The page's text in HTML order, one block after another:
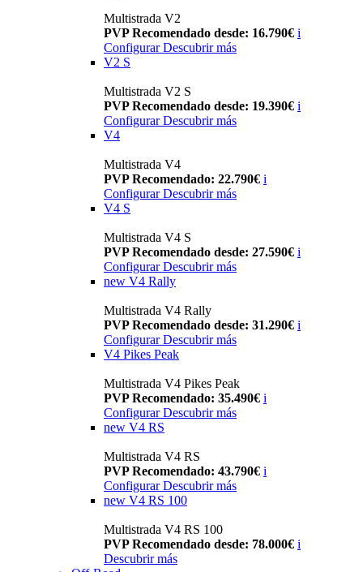
Multistrada V2
PVP Recomendado desde: 16.790€ i
Configurar Descubrir más
V2 S
Multistrada V2 S
PVP Recomendado desde: 19.390€ i
Configurar Descubrir más
V4
Multistrada V4
PVP Recomendado: 22.790€ i
Configurar Descubrir más
V4 S
Multistrada V4 S
PVP Recomendado desde: 27.590€ i
Configurar Descubrir más
new V4 Rally
Multistrada V4 Rally
PVP Recomendado desde: 31.290€ i
Configurar Descubrir más
V4 Pikes Peak
Multistrada V4 Pikes Peak
PVP Recomendado: 35.490€ i
Configurar Descubrir más
new V4 RS
Multistrada V4 RS
PVP Recomendado: 43.790€ i
ConfigurarDescubrir más
new V4 RS 100
Multistrada V4 RS 100
PVP Recomendado desde: 78.000€ i
Descubrir más